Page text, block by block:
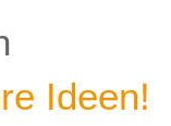
Ideen!